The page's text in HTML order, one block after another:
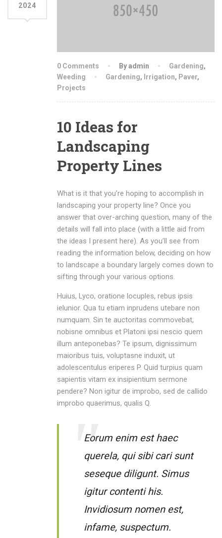
2024
0 Comments By admin Gardening,
Weeding
Gardening, Irrigation, Paver,
Projects
10 Ideas for
Landscaping
Property Lines
What is it that you’re hoping to accomplish in
landscaping your property line? Once you
answer that over-arching question, many of the
details will fall into place (with a little aid from
the ideas I present here). As you’ll see from
reading the information below, deciding on how
to landscape a boundary largely comes down to
sifting through your various options.
Huius, Lyco, oratione locuples, rebus ipsis
ielunior. Qua tu etiam inprudens utebare non
numquam. Sin te auctoritas commovebat,
nobisne omnibus et Platoni ipsi nescio quem
illum anteponebas? Te ipsum, dignissimum
maioribus tuis, voluptasne induxit, ut
adolescentulus eriperes P. Quid turpius quam
sapientis vitam ex insipientium sermone
pendere? Non igitur de improbo, sed de callido
improbo quaerimus, qualis Q.
Eorum enim est haec
querela, qui sibi cari sunt
seseque diligunt. Simus
igitur contenti his.
Invidiosum nomen est,
infame, suspectum.